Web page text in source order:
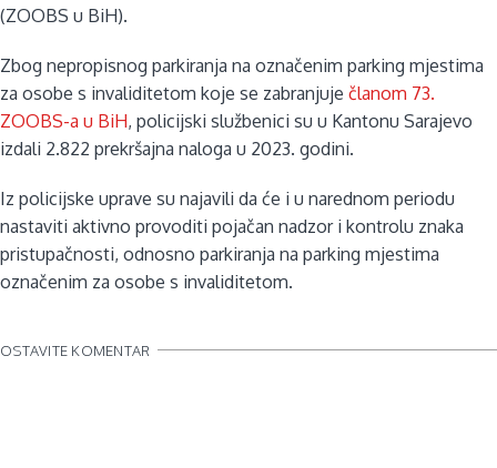
(ZOOBS u BiH).
Zbog nepropisnog parkiranja na označenim parking mjestima
za osobe s invaliditetom koje se zabranjuje članom 73.
ZOOBS-a u BiH, policijski službenici su u Kantonu Sarajevo
izdali 2.822 prekršajna naloga u 2023. godini.
Iz policijske uprave su najavili da će i u narednom periodu
nastaviti aktivno provoditi pojačan nadzor i kontrolu znaka
pristupačnosti, odnosno parkiranja na parking mjestima
označenim za osobe s invaliditetom.
OSTAVITE KOMENTAR